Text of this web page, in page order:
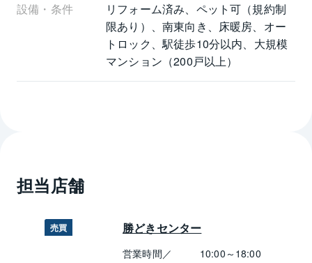
設備・条件
リフォーム済み、ペット可（規約制
限あり）、南東向き、床暖房、オー
トロック、駅徒歩10分以内、大規模
マンション（200戸以上）
担当店舗
売買 勝どきセンター
営業時間／ 10:00～18:00